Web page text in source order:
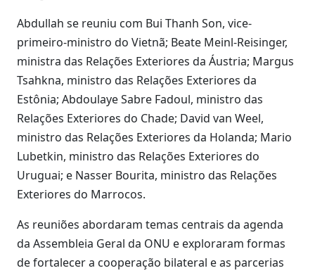
Abdullah se reuniu com Bui Thanh Son, vice-
primeiro-ministro do Vietnã; Beate Meinl-Reisinger,
ministra das Relações Exteriores da Áustria; Margus
Tsahkna, ministro das Relações Exteriores da
Estônia; Abdoulaye Sabre Fadoul, ministro das
Relações Exteriores do Chade; David van Weel,
ministro das Relações Exteriores da Holanda; Mario
Lubetkin, ministro das Relações Exteriores do
Uruguai; e Nasser Bourita, ministro das Relações
Exteriores do Marrocos.
As reuniões abordaram temas centrais da agenda
da Assembleia Geral da ONU e exploraram formas
de fortalecer a cooperação bilateral e as parcerias